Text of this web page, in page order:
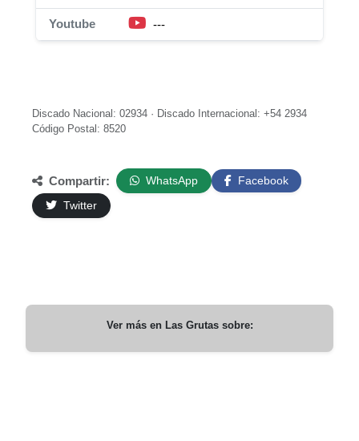
Youtube ---
Discado Nacional: 02934 · Discado Internacional: +54 2934
Código Postal: 8520
Compartir: WhatsApp
Facebook
Twitter
Ver más en Las Grutassobre: